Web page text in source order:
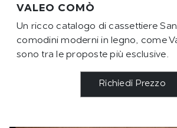
VALEO COMÒ
Un ricco catalogo di cassettiere
comodini moderni in legno, come
sono tra le proposte più esclusive.
Richiedi Prezzo